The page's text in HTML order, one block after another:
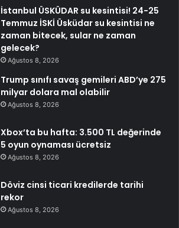
İstanbul ÜSKÜDAR su kesintisi! 24-25
Temmuz İSKİ Üsküdar su kesintisi ne
zaman bitecek, sular ne zaman
gelecek?
Ağustos 8, 2026
Trump sınıfı savaş gemileri ABD’ye 275
milyar dolara mal olabilir
Ağustos 8, 2026
Xbox’ta bu hafta: 3.500 TL değerinde
5 oyun oynaması ücretsiz
Ağustos 8, 2026
Döviz cinsi ticari kredilerde tarihi
rekor
Ağustos 8, 2026